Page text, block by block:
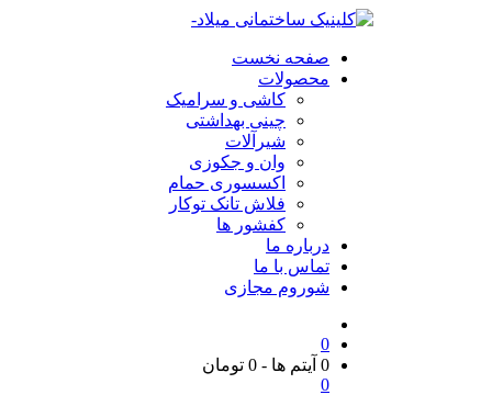
صفحه نخست
محصولات
کاشی و سرامیک
چینی بهداشتی
شیرآلات
وان و جکوزی
اکسسوری حمام
فلاش تانک توکار
کفشور ها
درباره ما
تماس با ما
شوروم مجازی
0
0 آیتم ها
-
0 تومان
0